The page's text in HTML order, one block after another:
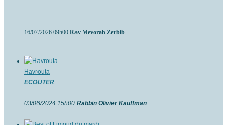
16/07/2026 09h00 Rav Mevorah Zerbib
Havrouta
ECOUTER
03/06/2024 15h00 Rabbin Olivier Kauffman